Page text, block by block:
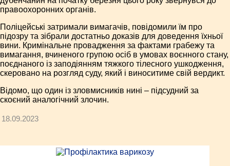
правоохоронних органів.
Поліцейські затримали вимагачів, повідомили їм про
підозру та зібрали достатньо доказів для доведення їхньої
вини. Кримінальне провадження за фактами грабежу та
вимагання, вчиненого групою осіб в умовах воєнного стану,
поєднаного із заподіянням тяжкого тілесного ушкодження,
скеровано на розгляд суду, який і виноситиме свій вердикт.
Відомо, що один із зловмисників нині – підсудний за
скоєний аналогічний злочин.
18.09.2023